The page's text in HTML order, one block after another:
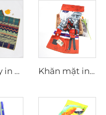
Khăn tay in kỹ thuật số retro bằng cotton Khăn mặt in sợi nhỏ tùy chỉnh